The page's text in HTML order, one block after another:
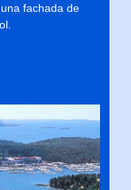
fachada de